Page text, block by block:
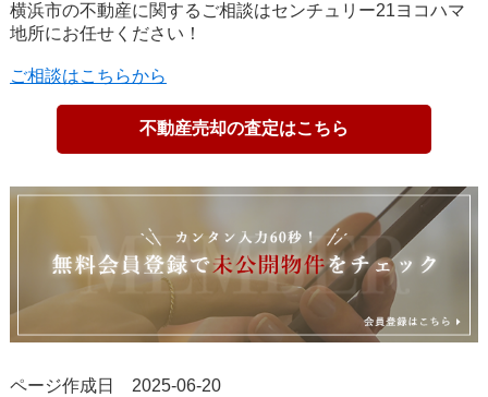
横浜市の不動産に関するご相談はセンチュリー21ヨコハマ
地所にお任せください！
ご相談はこちらから
不動産売却の査定はこちら
ページ作成日 2025-06-20